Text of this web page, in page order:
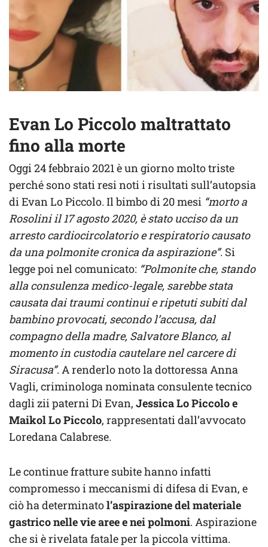
Evan Lo Piccolo maltrattato
fino alla morte
Oggi 24 febbraio 2021 è un giorno molto triste
perché sono stati resi noti i risultati sull’autopsia
di Evan Lo Piccolo. Il bimbo di 20 mesi “morto a
Rosolini il 17 agosto 2020, è stato ucciso da un
arresto cardiocircolatorio e respiratorio causato
da una polmonite cronica da aspirazione”. Si
legge poi nel comunicato: “Polmonite che, stando
alla consulenza medico-legale, sarebbe stata
causata dai traumi continui e ripetuti subiti dal
bambino provocati, secondo l’accusa, dal
compagno della madre, Salvatore Blanco, al
momento in custodia cautelare nel carcere di
Siracusa”. A renderlo noto la dottoressa Anna
Vagli, criminologa nominata consulente tecnico
dagli zii paterni Di Evan, Jessica Lo Piccolo e
Maikol Lo Piccolo, rappresentati dall’avvocato
Loredana Calabrese.
Le continue fratture subite hanno infatti
compromesso i meccanismi di difesa di Evan, e
ciò ha determinatol’aspirazione del materiale
gastrico nelle vie aree e nei polmoni. Aspirazione
che si è rivelata fatale per la piccola vittima.